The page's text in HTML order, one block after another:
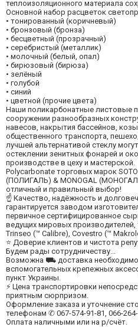
теплоизоляционного материала
Основной набор расцветок
• тонированный (коричневый)
• бронзовый (бронза)
• бесцветный (прозрачный)
• серебристый (металлик)
• молочный (белый, опал)
• бирюзовый (бирюза)
• зелёный
• голубой
• синий
• цветной (прочие цвета)
Наши поликарбонатные листовые
сооружении разнообразных
навесов, накрытия бассейнов,
общественного транспорта,
лучшей альтернативой стеклу
остеклении зенитных фонарей и
производстве в цеху и мастерской.
Polycarbonate торговых марок
(ПОЛИГАЛЬ) & MONOGAL
отличный и правильный выбор!
☝ Качество, надёжность и
гарантируется заводом
первичное сертифицированное
ведущих мировых производителей,
Trinseo (™ Calibre), Covestro (™
⭐ Доверие клиентов и чистота
Будем рады сотрудничеству...
Возможна ⛟ доставка
вспомогательных крепежных
пункт Украины.
⚡ Цена транспортировки
приятным сюрпризом.
Оформление заказа и уточнение
телефонам ✆ 067-574-91-81, 066-
Оплата наличными или на р/счёт.